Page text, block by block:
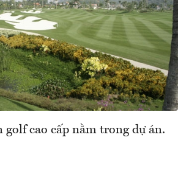
golf cao cấp nằm trong dự án.